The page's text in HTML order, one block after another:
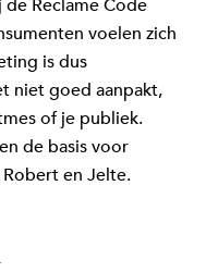
Reclame Code
voelen zich
is dus
niet goed aanpakt,
of je publiek.
de basis voor
en Jelte.